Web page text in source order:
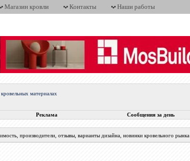
Магазин кровли Контакты Наши работы
материалах
Реклама Сообщения за день
производители, отзывы, варианты дизайна, новинки кровельного рынка